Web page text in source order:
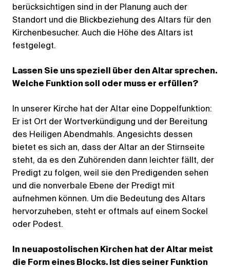
berücksichtigen sind in der Planung auch der
Standort und die Blickbeziehung des Altars für den
Kirchenbesucher. Auch die Höhe des Altars ist
festgelegt.
Lassen Sie uns speziell über den Altar sprechen.
Welche Funktion soll oder muss er erfüllen?
In unserer Kirche hat der Altar eine Doppelfunktion:
Er ist Ort der Wortverkündigung und der Bereitung
des Heiligen Abendmahls. Angesichts dessen
bietet es sich an, dass der Altar an der Stirnseite
steht, da es den Zuhörenden dann leichter fällt, der
Predigt zu folgen, weil sie den Predigenden sehen
und die nonverbale Ebene der Predigt mit
aufnehmen können. Um die Bedeutung des Altars
hervorzuheben, steht er oftmals auf einem Sockel
oder Podest.
In neuapostolischen Kirchen hat der Altar meist
die Form eines Blocks. Ist dies seiner Funktion